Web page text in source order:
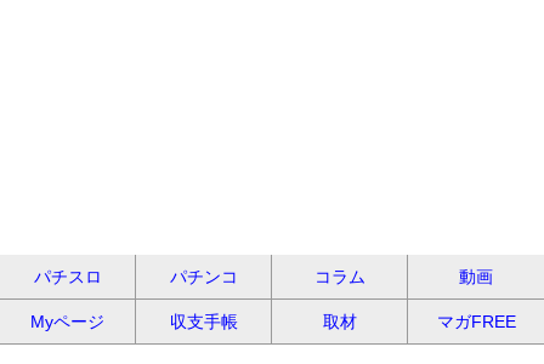
パチスロ パチンコ コラム 動画
Myページ 収支手帳 取材 マガFREE